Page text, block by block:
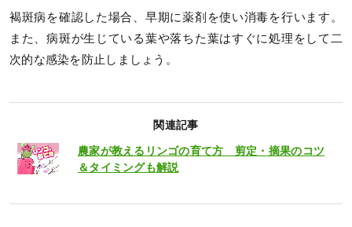
褐斑病を確認した場合、早期に薬剤を使い消毒を行います。
また、病斑が生じている葉や落ちた葉はすぐに処理をして二
次的な感染を防止しましょう。
関連記事
農家が教えるリンゴの育て方 剪定・摘果のコツ
＆タイミングも解説